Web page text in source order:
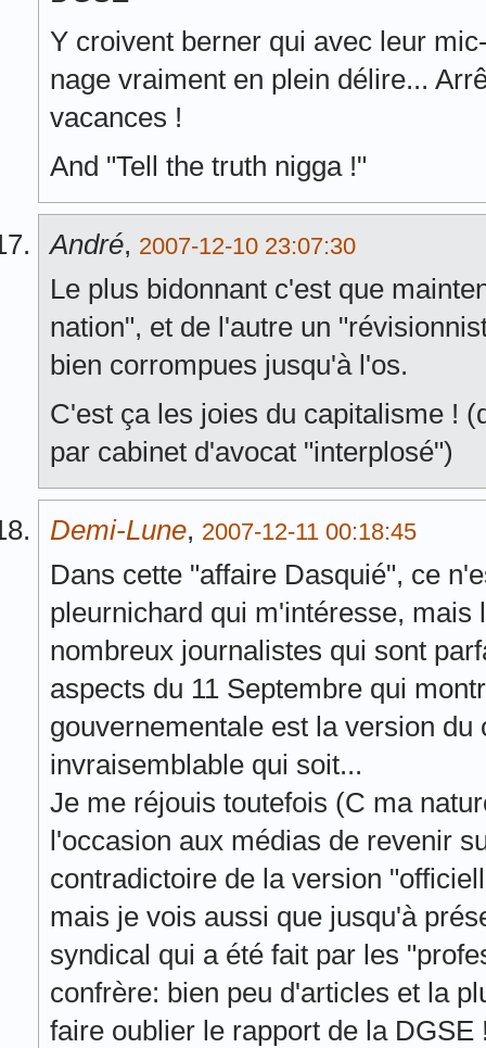
Y croivent berner qui avec leur
nage vraiment en plein délire...
vacances !
And "Tell the truth nigga !"
André, 2007-12-10 23:07:30
Le plus bidonnant c'est que
nation", et de l'autre un
bien corrompues jusqu'à l'os.
C'est ça les joies du capitalisme !
par cabinet d'avocat "interplosé")
Demi-Lune, 2007-12-11 00:18:45
Dans cette "affaire Dasquié", ce
pleurnichard qui m'intéresse, mais
nombreux journalistes qui sont
aspects du 11 Septembre qui
gouvernementale est la version
invraisemblable qui soit...
Je me réjouis toutefois (C ma
l'occasion aux médias de revenir
contradictoire de la version
mais je vois aussi que jusqu'à
syndical qui a été fait par les
confrère: bien peu d'articles et la
faire oublier le rapport de la DGSE